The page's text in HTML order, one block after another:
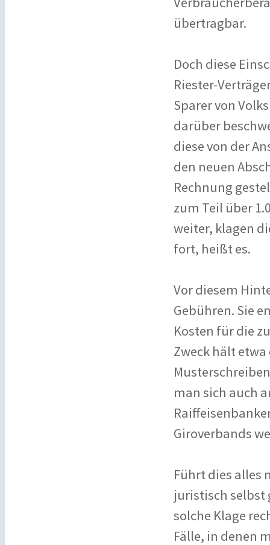
übertragbar.
Doch diese
Riester-
Sparer von
darüber
diese von der
den neuen
Rechnung
zum Teil über
weiter, klagen
fort, heißt es.
Vor diesem
Gebühren. Sie
Kosten für die
Zweck hält
man sich auch
Giroverbands
Führt dies alles
juristisch selbst
solche Klage
Fälle, in denen